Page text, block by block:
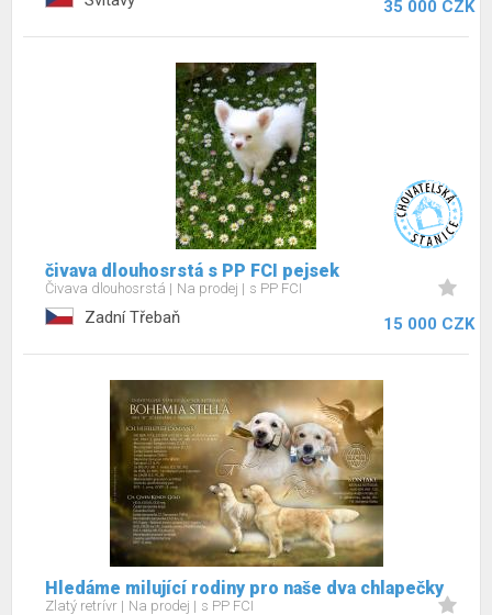
35 000 CZK
čivava dlouhosrstá s PP FCI pejsek
Čivava dlouhosrstá Na prodej s PP FCI
Zadní Třebaň 15 000 CZK
Hledáme milující rodiny pro naše dva chlapečky
Zlatý retrívr Na prodej s PP FCI